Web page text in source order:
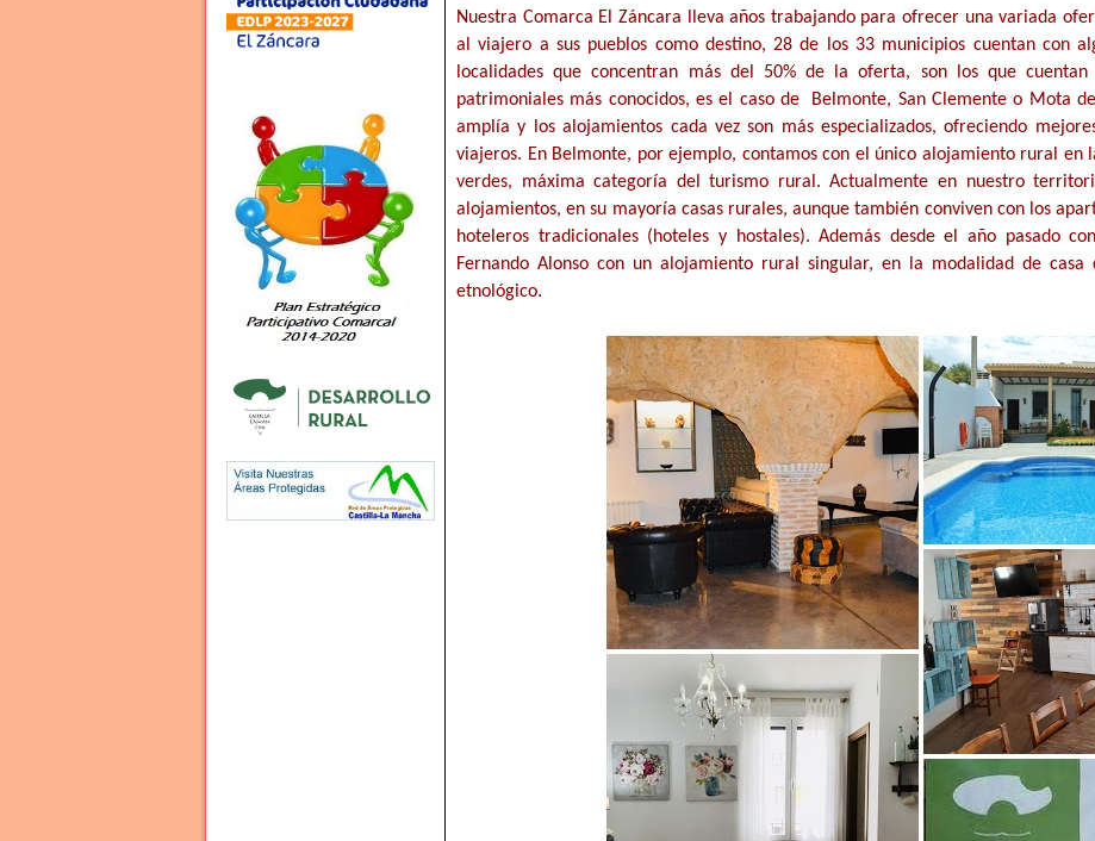
Nuestra Comarca El Záncara lleva años trabajando para ofrecer una variada
al viajero a sus pueblos como destino, 28 de los 33 municipios cuentan con
localidades que concentran más del 50% de la oferta, son los que
patrimoniales más conocidos, es el caso de Belmonte, San Clemente o Mota
amplía y los alojamientos cada vez son más especializados, ofreciendo
viajeros. En Belmonte, por ejemplo, contamos con el único alojamiento rural en
verdes, máxima categoría del turismo rural. Actualmente en nuestro
alojamientos, en su mayoría casas rurales, aunque también conviven con los
hoteleros tradicionales (hoteles y hostales). Además desde el año pasado
Fernando Alonso con un alojamiento rural singular, en la modalidad de
etnológico.